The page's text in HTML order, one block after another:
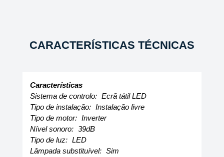
CARACTERÍSTICAS TÉCNICAS
Características
Sistema de controlo: Ecrã tátil LED
Tipo de instalação: Instalação livre
Tipo de motor: Inverter
Nível sonoro: 39dB
Tipo de luz: LED
Lâmpada substituível: Sim